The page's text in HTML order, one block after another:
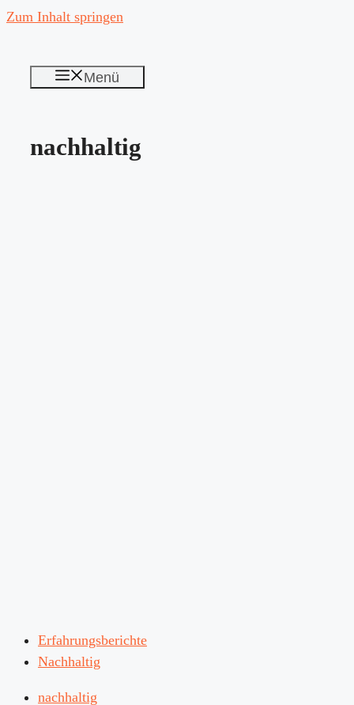
Zum Inhalt springen
Menü
nachhaltig
Erfahrungsberichte
Nachhaltig
nachhaltig